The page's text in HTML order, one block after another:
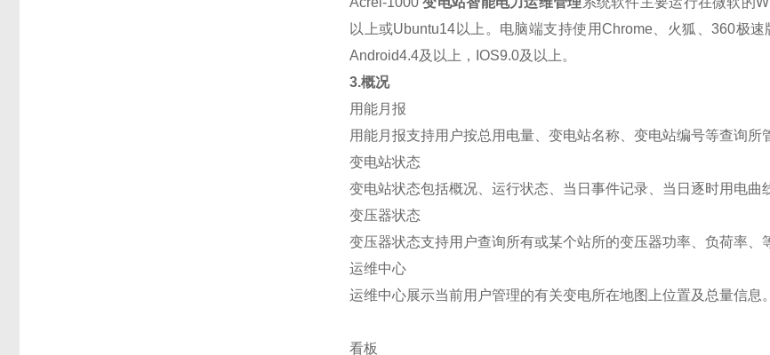
以上或Ubuntu14以上。电脑端支持使用Chrome、火狐、360极
Android4.4及以上，IOS9.0及以上。
3.概况
用能月报
用能月报支持用户按总用电量、变电站名称、变电站编号等查询所
变电站状态
变电站状态包括概况、运行状态、当日事件记录、当日逐时用电曲
变压器状态
变压器状态支持用户查询所有或某个站所的变压器功率、负荷率、
运维中心
运维中心展示当前用户管理的有关变电所在地图上位置及总量信息。
看板